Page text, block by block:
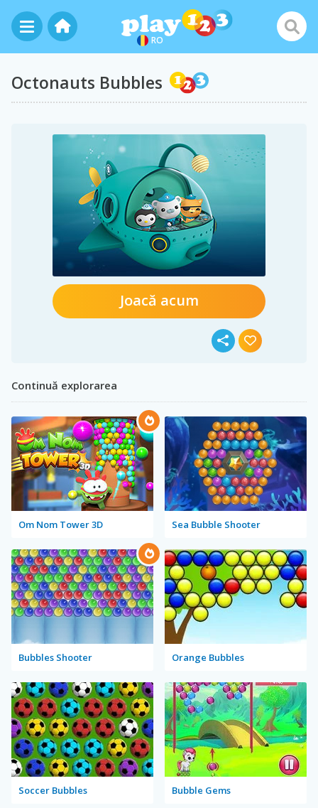
RO
Octonauts Bubbles
Joacă acum
Continuă explorarea
Om Nom Tower 3D Sea Bubble Shooter
Bubbles Shooter Orange Bubbles
Soccer Bubbles Bubble Gems